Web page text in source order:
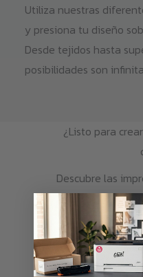
Utiliza nuestras
y presiona tu diseño
Desde tejidos hasta
posibilidades son
¿Listo para
Descubre las